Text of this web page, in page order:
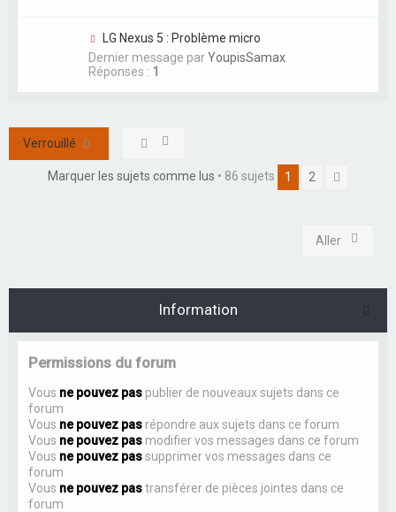
LG Nexus 5 : Problème micro
Dernier message parYoupisSamax
Réponses : 1
Verrouillé
Marquer les sujets comme lus • 86 sujets 1 2
Aller
Information
Permissions du forum
Vous ne pouvez pas publier de nouveaux sujets dans ce
forum
Vous ne pouvez pas répondre aux sujets dans ce forum
Vous ne pouvez pas modifier vos messages dans ce forum
Vous ne pouvez passupprimer vos messages dans ce
forum
Vous ne pouvez pastransférer de pièces jointes dans ce
forum